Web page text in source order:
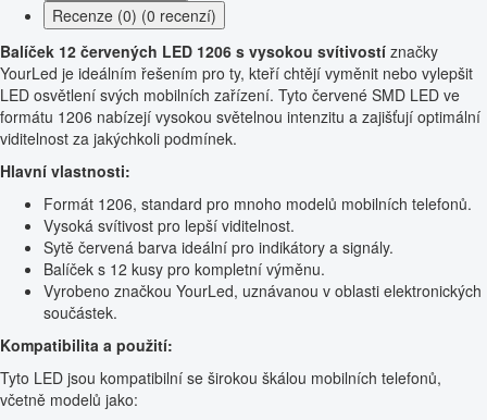
Recenze (0) (0 recenzí)
Balíček 12 červených LED 1206 s vysokou svítivostí značky
YourLed je ideálním řešením pro ty, kteří chtějí vyměnit nebo vylepšit
LED osvětlení svých mobilních zařízení. Tyto červené SMD LED ve
formátu 1206 nabízejí vysokou světelnou intenzitu a zajišťují optimální
viditelnost za jakýchkoli podmínek.
Hlavní vlastnosti:
Formát 1206, standard pro mnoho modelů mobilních telefonů.
Vysoká svítivost pro lepší viditelnost.
Sytě červená barva ideální pro indikátory a signály.
Balíček s 12 kusy pro kompletní výměnu.
Vyrobeno značkou YourLed, uznávanou v oblasti elektronických
součástek.
Kompatibilita a použití:
Tyto LED jsou kompatibilní se širokou škálou mobilních telefonů,
včetně modelů jako: